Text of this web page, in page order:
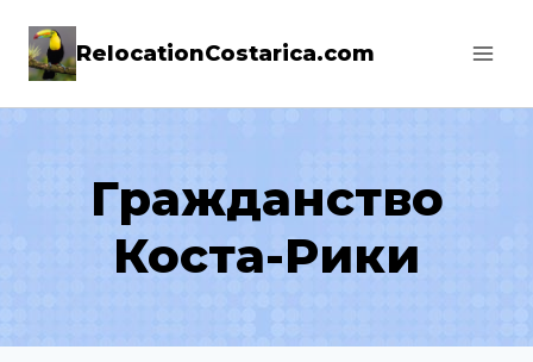
RelocationCostarica.com
Гражданство
Коста-Рики